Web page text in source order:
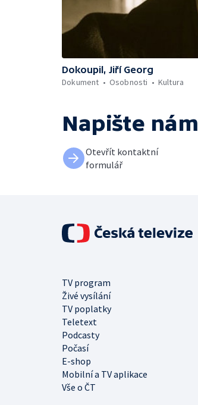
Dokoupil, Jiří Georg
Dokument
Osobnosti Kultura
Napište nám
Otevřít kontaktní
formulář
TV program
Živé vysílání
TV poplatky
Teletext
Podcasty
Počasí
E-shop
Mobilní a TV aplikace
Vše o ČT